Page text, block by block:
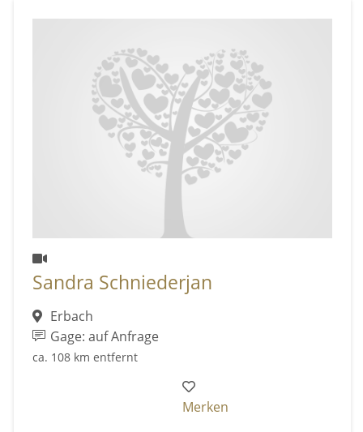
Sandra Schniederjan
Erbach
Gage: auf Anfrage
ca. 108 km entfernt
Merken